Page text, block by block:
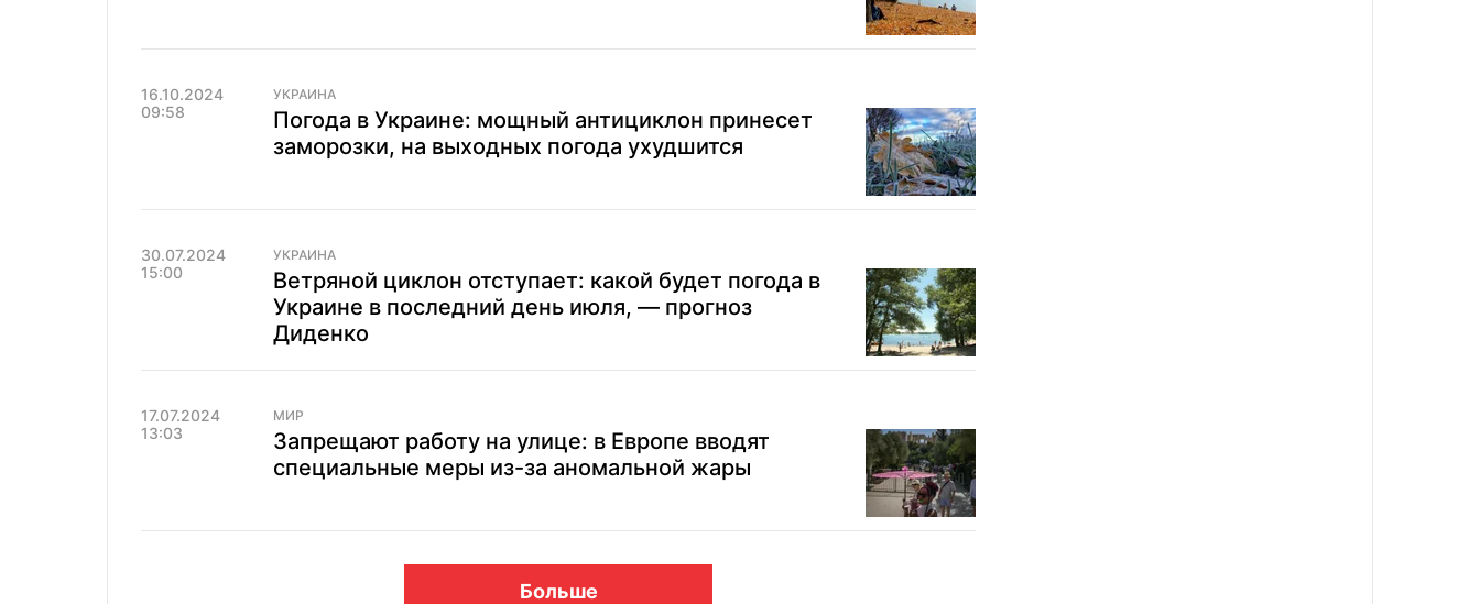
16.10.2024
09:58
УКРАИНА
Погода в Украине: мощный антициклон принесет
заморозки, на выходных погода ухудшится
30.07.2024
15:00
УКРАИНА
Ветряной циклон отступает: какой будет погода в
Украине в последний день июля, — прогноз
Диденко
17.07.2024
13:03
МИР
Запрещают работу на улице: в Европе вводят
специальные меры из-за аномальной жары
Больше